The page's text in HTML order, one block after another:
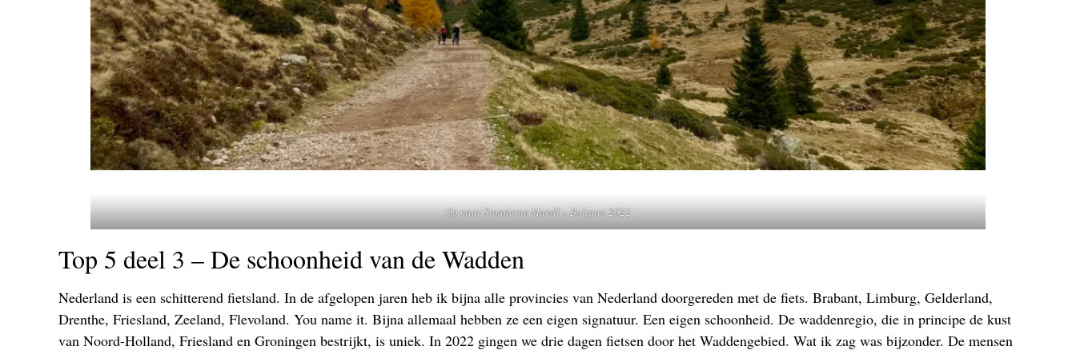
Op naar Stoanerne Mandl – Bolzano 2022
Top 5 deel 3 – De schoonheid van de Wadden
Nederland is een schitterend fietsland. In de afgelopen jaren heb ik bijna alle provincies van Nederland doorgereden met de fiets. Brabant, Limburg, Gelderland,
Drenthe, Friesland, Zeeland, Flevoland. You name it. Bijna allemaal hebben ze een eigen signatuur. Een eigen schoonheid. De waddenregio, die in principe de kust
van Noord-Holland, Friesland en Groningen bestrijkt, is uniek. In 2022 gingen we drie dagen fietsen door het Waddengebied. Wat ik zag was bijzonder. De mensen